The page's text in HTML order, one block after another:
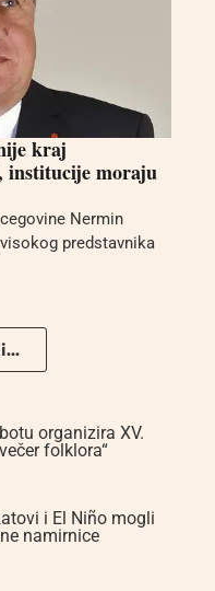
kraj
institucije moraju
Nermin
predstavnika
organizira XV.
folklora“
i El Niño mogli
namirnice